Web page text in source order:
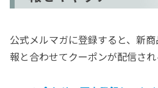
公式メルマガに登録すると、新
報と合わせてクーポンが配信され